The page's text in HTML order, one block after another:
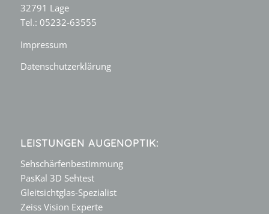
32791 Lage
Tel.: 05232-63555
Impressum
Datenschutzerklärung
LEISTUNGEN AUGENOPTIK:
Sehschärfenbestimmung
PasKal 3D Sehtest
Gleitsichtglas-Spezialist
Zeiss Vision Experte